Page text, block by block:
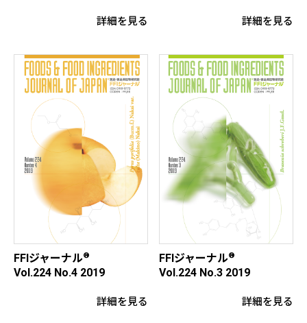
詳細を見る 詳細を見る
FFIジャーナル®
Vol.224 No.4 2019
詳細を見る
FFIジャーナル®
Vol.224 No.3 2019
詳細を見る